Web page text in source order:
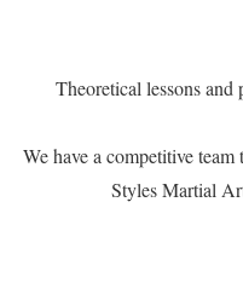
Theoretical lessons
We have a competitive
Styles Martial